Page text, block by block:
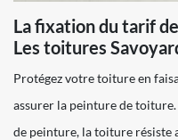
La fixation du tarif
Les toitures
Protégez votre toiture en
assurer la peinture de
de peinture, la toiture résiste